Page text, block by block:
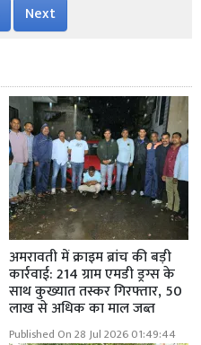
Next
अमरावती में क्राइम ब्रांच की बड़ी
कार्रवाई: 214 ग्राम एमडी ड्रग्स के
साथ कुख्यात तस्कर गिरफ्तार, 50
लाख से अधिक का माल जब्त
Published On 28 Jul 2026 01:49:44